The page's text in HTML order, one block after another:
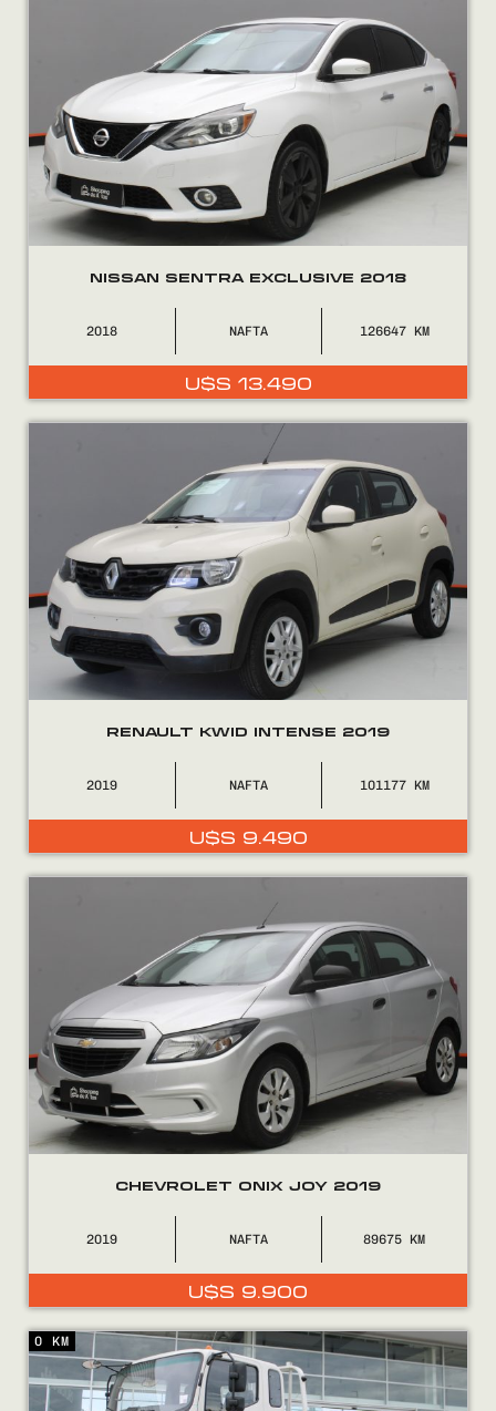
Encontranos en
NISSAN SENTRA EXCLUSIVE 2018
2018 NAFTA 126647
U$S 13.490
RENAULT KWID INTENSE 2019
2019 NAFTA 101177
U$S 9.490
CHEVROLET ONIX JOY 2019
2019 NAFTA 89675
U$S 9.900
0 KM